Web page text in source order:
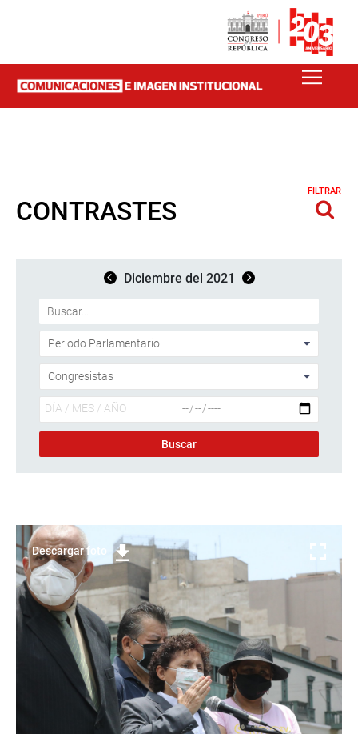
CONTRASTES
FILTRAR
Diciembre del 2021
Descargar foto